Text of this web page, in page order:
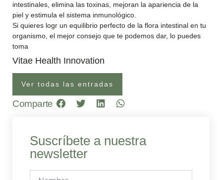
intestinales, elimina las toxinas, mejoran la apariencia de la
piel y estimula el sistema inmunológico.
Si quieres logr un equilibrio perfecto de la flora intestinal en tu
organismo, el mejor consejo que te podemos dar, lo puedes
toma
Vitae Health Innovation
Ver todas las entradas
Comparte
Suscríbete a nuestra
newsletter